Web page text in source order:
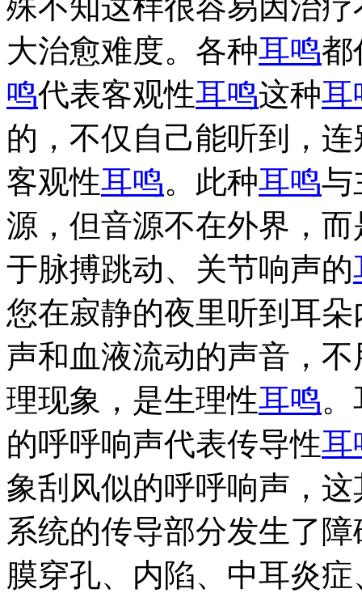
大治愈难度。各种耳鸣都
鸣代表客观性耳鸣这种耳
的，不仅自己能听到，
客观性耳鸣。此种耳鸣与
源，但音源不在外界，
于脉搏跳动、关节响声的
您在寂静的夜里听到耳
声和血液流动的声音，
理现象，是生理性耳鸣
的呼呼响声代表传导性耳
象刮风似的呼呼响声，这
系统的传导部分发生了
膜穿孔、内陷、中耳炎